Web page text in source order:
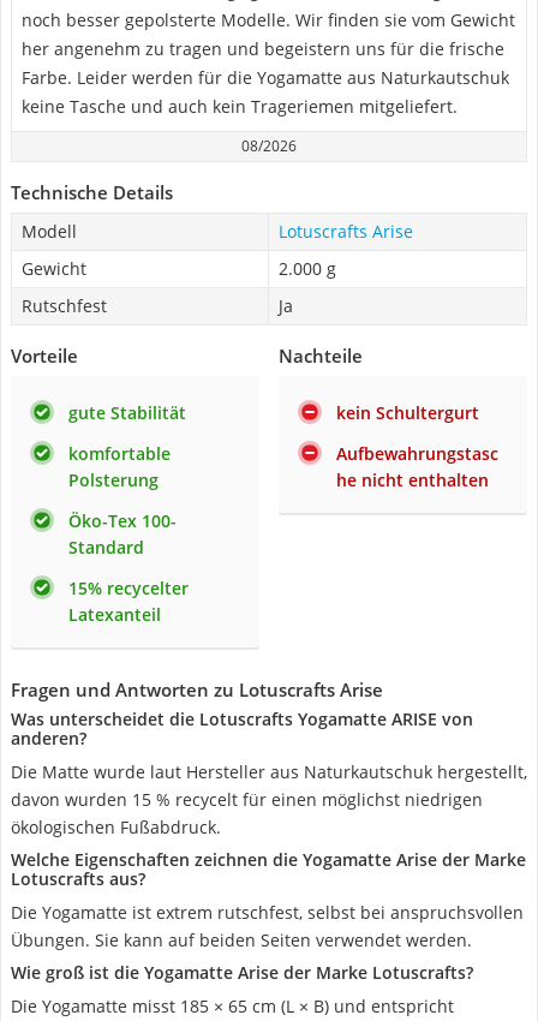
noch besser gepolsterte Modelle. Wir finden sie vom Gewicht
her angenehm zu tragen und begeistern uns für die frische
Farbe. Leider werden für die Yogamatte aus Naturkautschuk
keine Tasche und auch kein Trageriemen mitgeliefert.
08/2026
Technische Details
Modell
Lotuscrafts Arise
Gewicht
2.000 g
Rutschfest
Ja
Vorteile
gute Stabilität
komfortable
Polsterung
Öko-Tex 100-
Standard
15% recycelter
Latexanteil
Nachteile
kein Schultergurt
Aufbewahrungstasc
he nicht enthalten
Fragen und Antworten zu Lotuscrafts Arise
Was unterscheidet die Lotuscrafts Yogamatte ARISE von
anderen?
Die Matte wurde laut Hersteller aus Naturkautschuk hergestellt,
davon wurden 15 % recycelt für einen möglichst niedrigen
ökologischen Fußabdruck.
Welche Eigenschaften zeichnen die Yogamatte Arise der Marke
Lotuscrafts aus?
Die Yogamatte ist extrem rutschfest, selbst bei anspruchsvollen
Übungen. Sie kann auf beiden Seiten verwendet werden.
Wie groß ist die Yogamatte Arise der Marke Lotuscrafts?
Die Yogamatte misst 185 × 65 cm (L × B) und entspricht